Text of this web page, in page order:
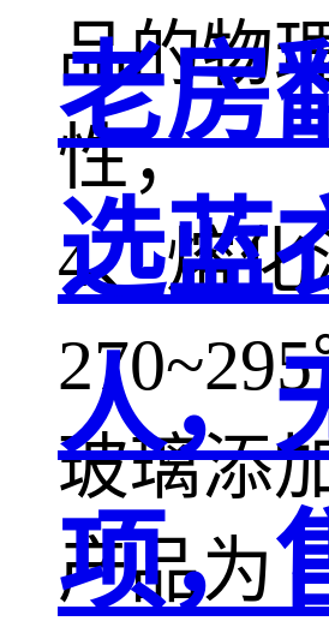
品的物
性；
4、熔化
玻璃添
产品为
老房
选蓝
人，
项，